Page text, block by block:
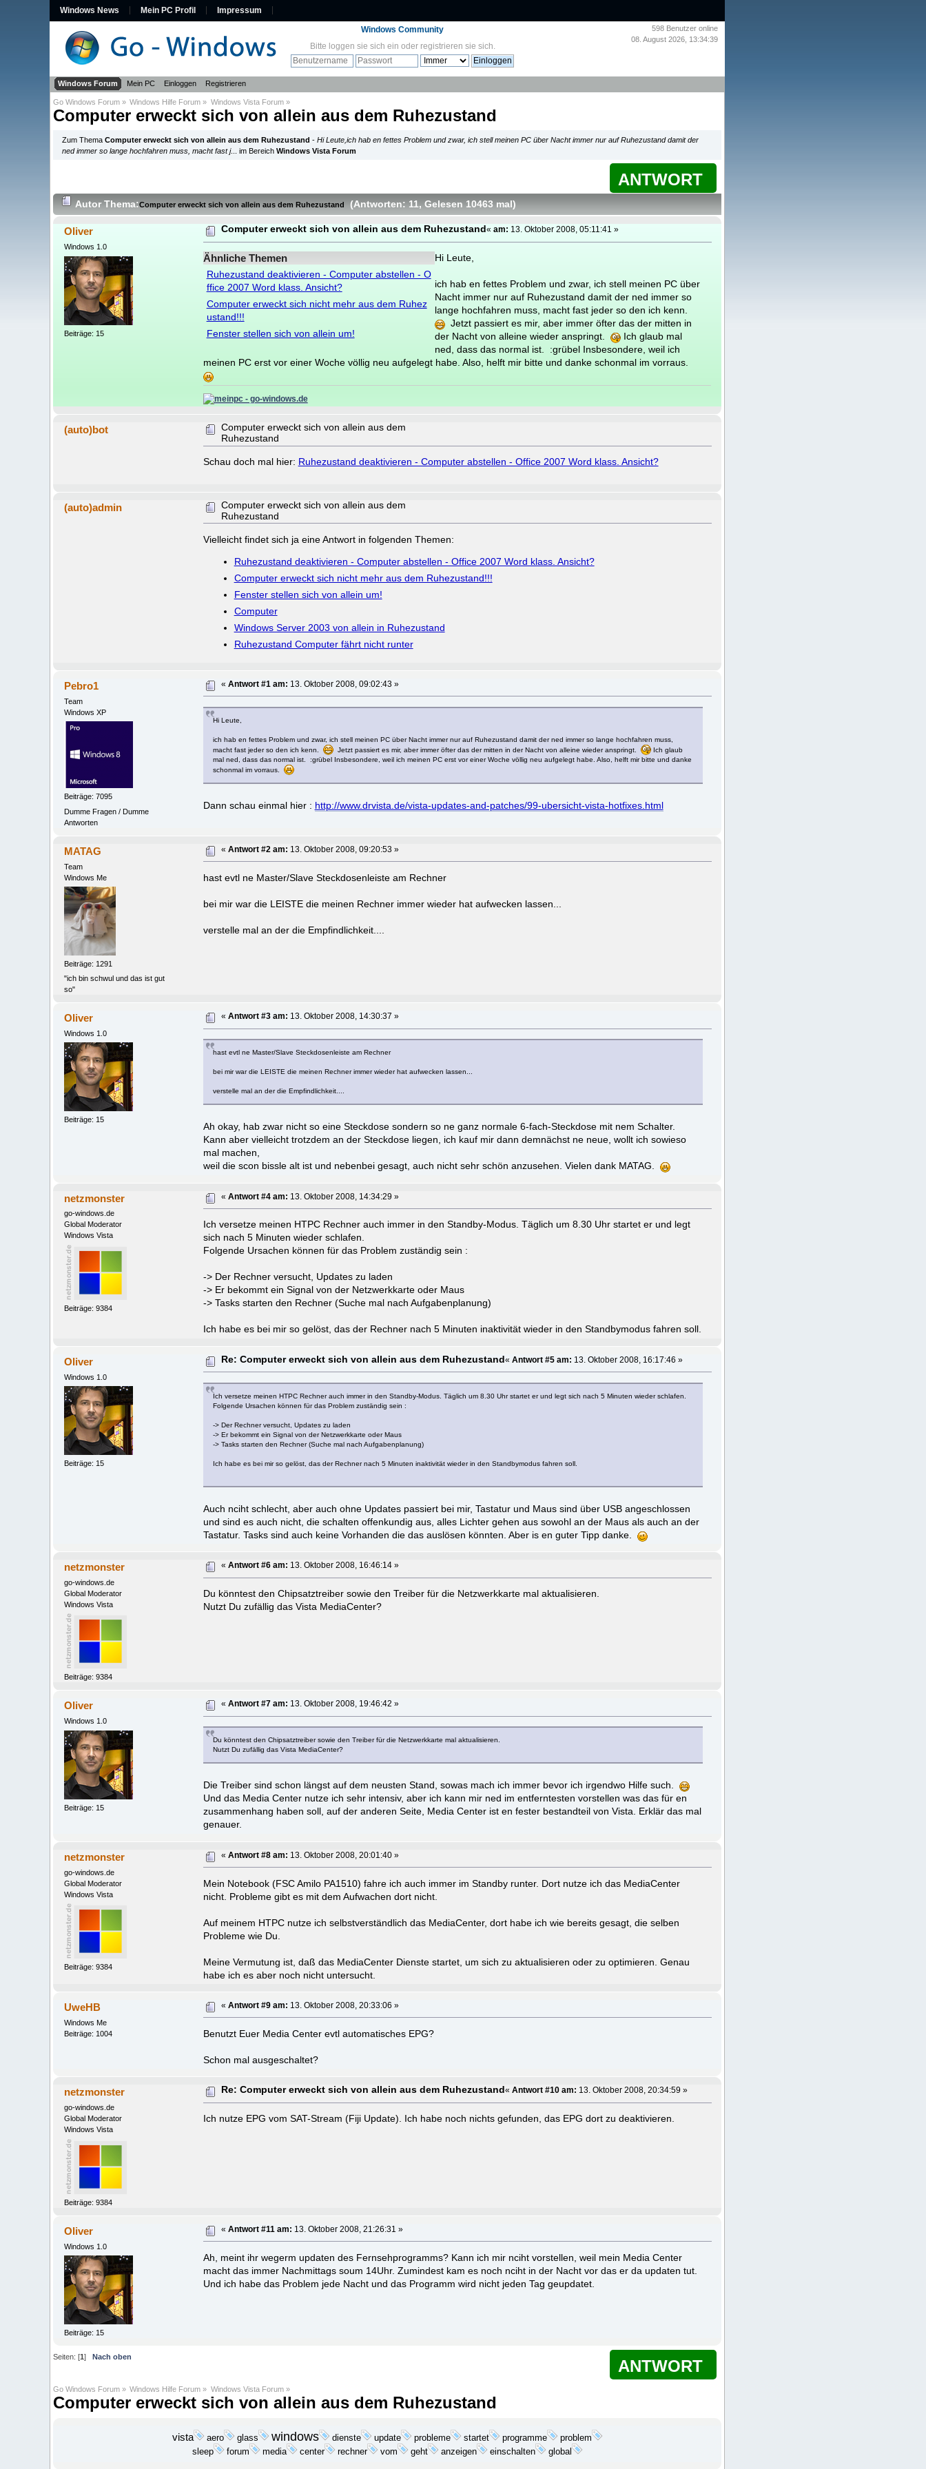
Windows News Mein PC Profil Impressum
598 Benutzer online
08. August 2026, 13:34:39
Windows Community
Bitte loggen sie sich ein oder registrieren sie sich.
Windows Forum Mein PC Einloggen Registrieren
Go Windows Forum » Windows Hilfe Forum » Windows Vista Forum»
Computer erweckt sich von allein aus dem Ruhezustand
Zum ThemaComputer erweckt sich von allein aus dem Ruhezustand -Hi Leute,ich hab en fettes Problem und zwar, ich stell meinen PC über Nacht immer nur auf Ruhezustand damit der
ned immer so lange hochfahren muss, macht fast j... im BereichWindows Vista Forum
ANTWORT
AutorThema:Computer erweckt sich von allein aus dem Ruhezustand (Antworten: 11, Gelesen 10463 mal )
Oliver
Windows 1.0
Beiträge: 15
Computer erweckt sich von allein aus dem Ruhezustand«am: 13. Oktober 2008, 05:11:41 »
Ähnliche Themen
Ruhezustand deaktivieren - Computer abstellen - O
ffice 2007 Word klass. Ansicht?
Computer erweckt sich nicht mehr aus dem Ruhez
ustand!!!
Fenster stellen sich von allein um!
Hi Leute,
ich hab en fettes Problem und zwar, ich stell meinen PC über
Nacht immer nur auf Ruhezustand damit der ned immer so
lange hochfahren muss, macht fast jeder so den ich kenn.
Jetzt passiert es mir, aber immer öfter das der mitten in
der Nacht von alleine wieder anspringt.
Ich glaub mal
ned, dass das normal ist. :grübel Insbesondere, weil ich
meinen PC erst vor einer Woche völlig neu aufgelegt habe. Also, helft mir bitte und danke schonmal im vorraus.
(auto)bot
Computer erweckt sich von allein aus dem
Ruhezustand
Schau doch mal hier: Ruhezustand deaktivieren - Computer abstellen - Office 2007 Word klass. Ansicht?
(auto)admin
Computer erweckt sich von allein aus dem
Ruhezustand
Vielleicht findet sich ja eine Antwort in folgenden Themen:
Ruhezustand deaktivieren - Computer abstellen - Office 2007 Word klass. Ansicht?
Computer erweckt sich nicht mehr aus dem Ruhezustand!!!
Fenster stellen sich von allein um!
Computer
Windows Server 2003 von allein in Ruhezustand
Ruhezustand Computer fährt nicht runter
Pebro1
Team
Windows XP
Beiträge: 7095
Dumme Fragen / Dumme
Antworten
«Antwort #1 am: 13. Oktober 2008, 09:02:43 »
Hi Leute,
ich hab en fettes Problem und zwar, ich stell meinen PC über Nacht immer nur auf Ruhezustand damit der ned immer so lange hochfahren muss,
macht fast jeder so den ich kenn.
Jetzt passiert es mir, aber immer öfter das der mitten in der Nacht von alleine wieder anspringt.
Ich glaub
mal ned, dass das normal ist. :grübel Insbesondere, weil ich meinen PC erst vor einer Woche völlig neu aufgelegt habe. Also, helft mir bitte und danke
schonmal im vorraus.
Dann schau einmal hier : http://www.drvista.de/vista-updates-and-patches/99-ubersicht-vista-hotfixes.html
MATAG
Team
Windows Me
Beiträge: 1291
"ich bin schwul und das ist gut
so"
«Antwort #2 am: 13. Oktober 2008, 09:20:53 »
hast evtl ne Master/Slave Steckdosenleiste am Rechner
bei mir war die LEISTE die meinen Rechner immer wieder hat aufwecken lassen...
verstelle mal an der die Empfindlichkeit....
Oliver
Windows 1.0
Beiträge: 15
«Antwort #3 am: 13. Oktober 2008, 14:30:37 »
hast evtl ne Master/Slave Steckdosenleiste am Rechner
bei mir war die LEISTE die meinen Rechner immer wieder hat aufwecken lassen...
verstelle mal an der die Empfindlichkeit....
Ah okay, hab zwar nicht so eine Steckdose sondern so ne ganz normale 6-fach-Steckdose mit nem Schalter.
Kann aber vielleicht trotzdem an der Steckdose liegen, ich kauf mir dann demnächst ne neue, wollt ich sowieso
mal machen,
weil die scon bissle alt ist und nebenbei gesagt, auch nicht sehr schön anzusehen. Vielen dank MATAG.
netzmonster
go-windows.de
Global Moderator
Windows Vista
Beiträge: 9384
«Antwort #4 am: 13. Oktober 2008, 14:34:29 »
Ich versetze meinen HTPC Rechner auch immer in den Standby-Modus. Täglich um 8.30 Uhr startet er und legt
sich nach 5 Minuten wieder schlafen.
Folgende Ursachen können für das Problem zuständig sein :
-> Der Rechner versucht, Updates zu laden
-> Er bekommt ein Signal von der Netzwerkkarte oder Maus
-> Tasks starten den Rechner (Suche mal nach Aufgabenplanung)
Ich habe es bei mir so gelöst, das der Rechner nach 5 Minuten inaktivität wieder in den Standbymodus fahren soll.
Oliver
Windows 1.0
Beiträge: 15
Re: Computer erweckt sich von allein aus dem Ruhezustand«Antwort #5 am: 13. Oktober 2008, 16:17:46 »
Ich versetze meinen HTPC Rechner auch immer in den Standby-Modus. Täglich um 8.30 Uhr startet er und legt sich nach 5 Minuten wieder schlafen.
Folgende Ursachen können für das Problem zuständig sein :
-> Der Rechner versucht, Updates zu laden
-> Er bekommt ein Signal von der Netzwerkkarte oder Maus
-> Tasks starten den Rechner (Suche mal nach Aufgabenplanung)
Ich habe es bei mir so gelöst, das der Rechner nach 5 Minuten inaktivität wieder in den Standbymodus fahren soll.
Auch nciht schlecht, aber auch ohne Updates passiert bei mir, Tastatur und Maus sind über USB angeschlossen
und sind es auch nicht, die schalten offenkundig aus, alles Lichter gehen aus sowohl an der Maus als auch an der
Tastatur. Tasks sind auch keine Vorhanden die das auslösen könnten. Aber is en guter Tipp danke.
netzmonster
go-windows.de
Global Moderator
Windows Vista
Beiträge: 9384
«Antwort #6 am: 13. Oktober 2008, 16:46:14 »
Du könntest den Chipsatztreiber sowie den Treiber für die Netzwerkkarte mal aktualisieren.
Nutzt Du zufällig das Vista MediaCenter?
Oliver
Windows 1.0
Beiträge: 15
«Antwort #7 am: 13. Oktober 2008, 19:46:42 »
Du könntest den Chipsatztreiber sowie den Treiber für die Netzwerkkarte mal aktualisieren.
Nutzt Du zufällig das Vista MediaCenter?
Die Treiber sind schon längst auf dem neusten Stand, sowas mach ich immer bevor ich irgendwo Hilfe such.
Und das Media Center nutze ich sehr intensiv, aber ich kann mir ned im entferntesten vorstellen was das für en
zusammenhang haben soll, auf der anderen Seite, Media Center ist en fester bestandteil von Vista. Erklär das mal
genauer.
netzmonster
go-windows.de
Global Moderator
Windows Vista
Beiträge: 9384
«Antwort #8 am: 13. Oktober 2008, 20:01:40 »
Mein Notebook (FSC Amilo PA1510) fahre ich auch immer im Standby runter. Dort nutze ich das MediaCenter
nicht. Probleme gibt es mit dem Aufwachen dort nicht.
Auf meinem HTPC nutze ich selbstverständlich das MediaCenter, dort habe ich wie bereits gesagt, die selben
Probleme wie Du.
Meine Vermutung ist, daß das MediaCenter Dienste startet, um sich zu aktualisieren oder zu optimieren. Genau
habe ich es aber noch nicht untersucht.
UweHB
Windows Me
Beiträge: 1004
«Antwort #9 am: 13. Oktober 2008, 20:33:06 »
Benutzt Euer Media Center evtl automatisches EPG?
Schon mal ausgeschaltet?
netzmonster
go-windows.de
Global Moderator
Windows Vista
Beiträge: 9384
Re: Computer erweckt sich von allein aus dem Ruhezustand«Antwort #10 am: 13. Oktober 2008, 20:34:59 »
Ich nutze EPG vom SAT-Stream (Fiji Update). Ich habe noch nichts gefunden, das EPG dort zu deaktivieren.
Oliver
Windows 1.0
Beiträge: 15
«Antwort #11 am: 13. Oktober 2008, 21:26:31 »
Ah, meint ihr wegerm updaten des Fernsehprogramms? Kann ich mir nciht vorstellen, weil mein Media Center
macht das immer Nachmittags soum 14Uhr. Zumindest kam es noch nciht in der Nacht vor das er da updaten tut.
Und ich habe das Problem jede Nacht und das Programm wird nicht jeden Tag geupdatet.
ANTWORT
Seiten: [1] Nach oben
Go Windows Forum » Windows Hilfe Forum » Windows Vista Forum»
Computer erweckt sich von allein aus dem Ruhezustand
vista aero glass windows dienste update probleme startet programme problem
sleep forum media center rechner vom geht anzeigen einschalten global